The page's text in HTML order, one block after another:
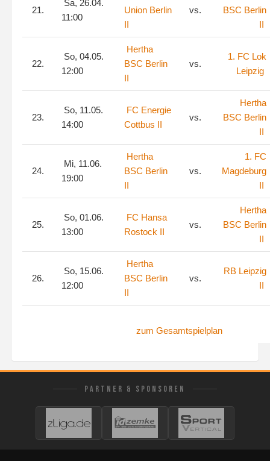
21.
Sa, 26.04.
11:00
Union Berlin
II
vs.
BSC Berlin
II
22.
So, 04.05.
12:00
Hertha
BSC Berlin
II
vs.
1. FC Lok
Leipzig
23.
So, 11.05.
14:00
FC Energie
Cottbus II
vs.
Hertha
BSC Berlin
II
24.
Mi, 11.06.
19:00
Hertha
BSC Berlin
II
vs.
1. FC
Magdeburg
II
25.
So, 01.06.
13:00
FC Hansa
Rostock II
vs.
Hertha
BSC Berlin
II
26.
So, 15.06.
12:00
Hertha
BSC Berlin
II
vs.
RB Leipzig
II
zum Gesamtspielplan
PARTNER & SPONSOREN